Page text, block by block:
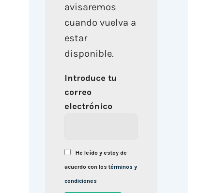
avisaremos
cuando vuelva a
estar
disponible.
Introduce tu
correo
electrónico
He leído y estoy de
acuerdo con lostérminos y
condiciones